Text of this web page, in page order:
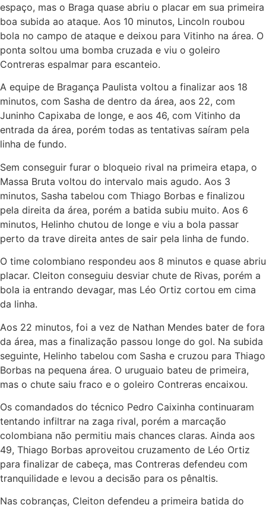
espaço, mas o Braga quase abriu o placar em sua primeira
boa subida ao ataque. Aos 10 minutos, Lincoln roubou
bola no campo de ataque e deixou para Vitinho na área. O
ponta soltou uma bomba cruzada e viu o goleiro
Contreras espalmar para escanteio.
A equipe de Bragança Paulista voltou a finalizar aos 18
minutos, com Sasha de dentro da área, aos 22, com
Juninho Capixaba de longe, e aos 46, com Vitinho da
entrada da área, porém todas as tentativas saíram pela
linha de fundo.
Sem conseguir furar o bloqueio rival na primeira etapa, o
Massa Bruta voltou do intervalo mais agudo. Aos 3
minutos, Sasha tabelou com Thiago Borbas e finalizou
pela direita da área, porém a batida subiu muito. Aos 6
minutos, Helinho chutou de longe e viu a bola passar
perto da trave direita antes de sair pela linha de fundo.
O time colombiano respondeu aos 8 minutos e quase abriu
placar. Cleiton conseguiu desviar chute de Rivas, porém a
bola ia entrando devagar, mas Léo Ortiz cortou em cima
da linha.
Aos 22 minutos, foi a vez de Nathan Mendes bater de fora
da área, mas a finalização passou longe do gol. Na subida
seguinte, Helinho tabelou com Sasha e cruzou para Thiago
Borbas na pequena área. O uruguaio bateu de primeira,
mas o chute saiu fraco e o goleiro Contreras encaixou.
Os comandados do técnico Pedro Caixinha continuaram
tentando infiltrar na zaga rival, porém a marcação
colombiana não permitiu mais chances claras. Ainda aos
49, Thiago Borbas aproveitou cruzamento de Léo Ortiz
para finalizar de cabeça, mas Contreras defendeu com
tranquilidade e levou a decisão para os pênaltis.
Nas cobranças, Cleiton defendeu a primeira batida do